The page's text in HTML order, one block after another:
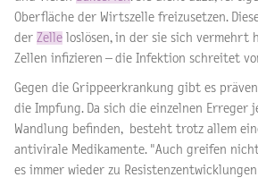
Oberfläche der Wirtszelle freizusetzen.
der Zelle loslösen, in der sie sich vermehrt
Zellen infizieren – die Infektion schreitet
Gegen die Grippeerkrankung gibt es
die Impfung. Da sich die einzelnen Erreger
Wandlung befinden, besteht trotz allem
antivirale Medikamente. "Auch greifen
es immer wieder zu